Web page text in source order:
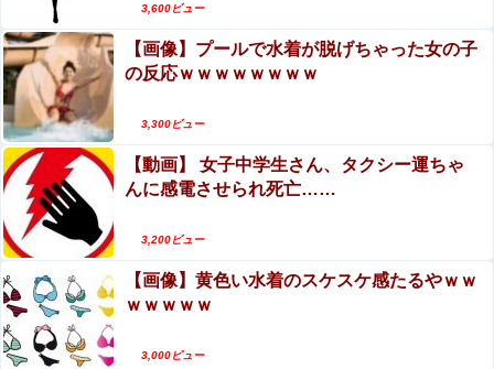
3,600ビュー
【画像】プールで水着が脱げちゃった女の子
の反応ｗｗｗｗｗｗｗｗ
3,300ビュー
【動画】 女子中学生さん、タクシー運ちゃ
んに感電させられ死亡……
3,200ビュー
【画像】黄色い水着のスケスケ感たるやｗｗ
ｗｗｗｗｗ
3,000ビュー